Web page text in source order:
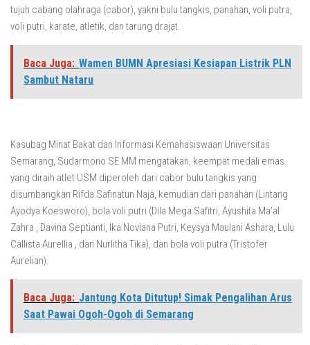
tujuh cabang olahraga (cabor), yakni bulu tangkis, panahan, voli putra,
voli putri, karate, atletik, dan tarung drajat.
Baca Juga: Wamen BUMN Apresiasi Kesiapan Listrik PLN
Sambut Nataru
Kasubag Minat Bakat dan Informasi Kemahasiswaan Universitas
Semarang, Sudarmono SE MM mengatakan, keempat medali emas
yang diraih atlet USM diperoleh dari cabor bulu tangkis yang
disumbangkan Rifda Safinatun Naja, kemudian dari panahan (Lintang
Ayodya Koesworo), bola voli putri (Dila Mega Safitri, Ayushita Ma’al
Zahra , Davina Septianti, Ika Noviana Putri, Keysya Maulani Ashara, Lulu
Callista Aurellia , dan Nurlitha Tika), dan bola voli putra (Tristofer
Aurelian).
Baca Juga: Jantung Kota Ditutup! Simak Pengalihan Arus
Saat Pawai Ogoh-Ogoh di Semarang